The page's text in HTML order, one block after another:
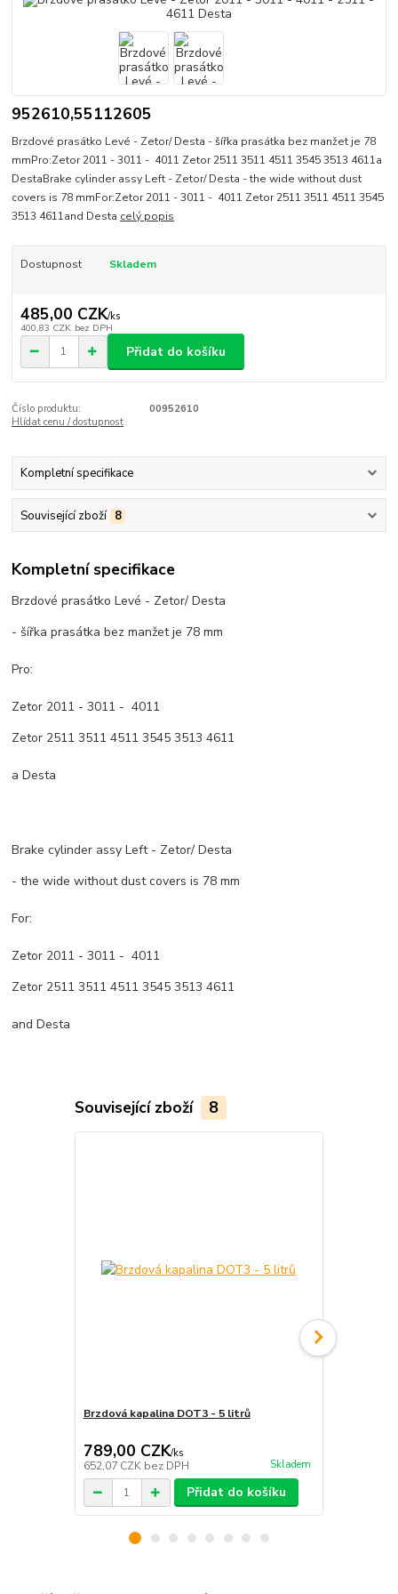
952610,55112605
Brzdové prasátko Levé - Zetor/ Desta - šířka prasátka bez manžet je 78
mmPro:Zetor 2011 - 3011 - 4011 Zetor 2511 3511 4511 3545 3513 4611a
DestaBrake cylinder assy Left - Zetor/ Desta - the wide without dust
covers is 78 mmFor:Zetor 2011 - 3011 - 4011 Zetor 2511 3511 4511 3545
3513 4611and Desta celý popis
Dostupnost Skladem
485,00 CZK/ks
400,83 CZK bez DPH
Přidat do košíku
Číslo produktu:
00952610
Hlídat cenu / dostupnost
Kompletní specifikace
Související zboží 8
Kompletní specifikace
Brzdové prasátko Levé - Zetor/ Desta
- šířka prasátka bez manžet je 78 mm
Pro:
Zetor 2011 - 3011 - 4011
Zetor 2511 3511 4511 3545 3513 4611
a Desta
Brake cylinder assy Left - Zetor/ Desta
- the wide without dust covers is 78 mm
For:
Zetor 2011 - 3011 - 4011
Zetor 2511 3511 4511 3545 3513 4611
and Desta
Související zboží 8
Brzdová kapalina DOT3 - 5 litrů
789,00 CZK/ks
652,07 CZK bez DPH Skladem
Přidat do košíku